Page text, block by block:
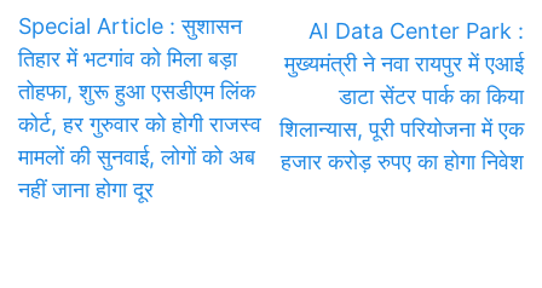
Special Article : सुशासन
तिहार में भटगांव को मिला बड़ा
तोहफा, शुरू हुआ एसडीएम लिंक
कोर्ट, हर गुरुवार को होगी राजस्व
मामलों की सुनवाई, लोगों को अब
नहीं जाना होगा दूर
AI Data Center Park :
मुख्यमंत्री ने नवा रायपुर में एआई
डाटा सेंटर पार्क का किया
शिलान्यास, पूरी परियोजना में एक
हजार करोड़ रुपए का होगा निवेश